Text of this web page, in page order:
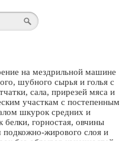
на мездрильной машине
шубного сырья и голья с
сала, прирезей мяса и
участкам с постепенным
шкурок средних и
горностая, овчины
жирового слоя и